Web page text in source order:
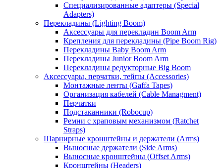
Специализированные адаптеры (Special
Adapters)
Перекладины (Lighting Boom)
Аксессуары для перекладин Boom Arm
Крепления для перекладины (Pipe Boom Rig)
Перекладины Baby Boom Arm
Перекладины Junior Boom Arm
Перекладины редукторные Big Boom
Аксессуары, перчатки, тейпы (Accessories)
Монтажные ленты (Gaffa Tapes)
Организация кабелей (Cable Managment)
Перчатки
Подстаканники (Robocup)
Ремни с храповым механизмом (Ratchet
Straps)
Шарнирные кронштейны и держатели (Arms)
Выносные держатели (Side Arms)
Выносные кронштейны (Offset Arms)
Кронштейны (Headers)